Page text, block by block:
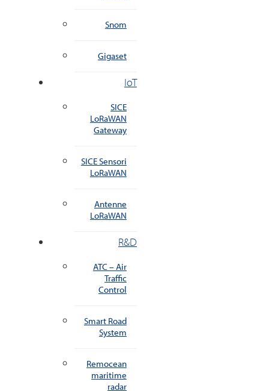
Snom
Gigaset
IoT
SICE
LoRaWAN
Gateway
SICE Sensori
LoRaWAN
Antenne
LoRaWAN
R&D
ATC – Air
Traffic
Control
Smart Road
System
Remocean
maritime
radar